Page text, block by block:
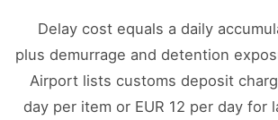
Delay cost equals a daily
plus demurrage and detention
Airport lists customs deposit
day per item or EUR 12 per day for